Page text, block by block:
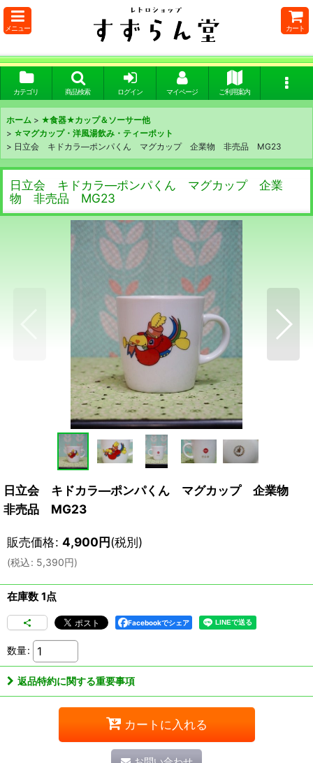
メニュー カート
カテゴリ 商品検索 ログイン マイページ ご利用案内
ホーム > ★食器★カップ＆ソーサー他
> ☆マグカップ・洋風湯飲み・ティーポット
> 日立会 キドカラ―ポンパくん マグカップ 企業物 非売品 MG23
日立会 キドカラ―ポンパくん マグカップ 企業
物 非売品 MG23
日立会 キドカラ―ポンパくん マグカップ 企業物
非売品 MG23
販売価格: 4,900円(税別)
(税込: 5,390円)
在庫数 1点
Facebookでシェア
数量:
返品特約に関する重要事項
カートに入れる